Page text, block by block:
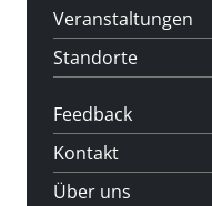
Veranstaltungen
Standorte
Feedback
Kontakt
Über uns